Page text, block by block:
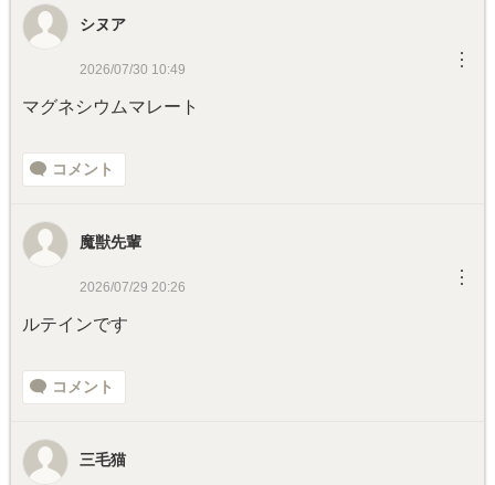
シヌア
2026/07/30 10:49 ︙
マグネシウムマレート
コメント
魔獣先輩
2026/07/29 20:26 ︙
ルテインです
コメント
三毛猫